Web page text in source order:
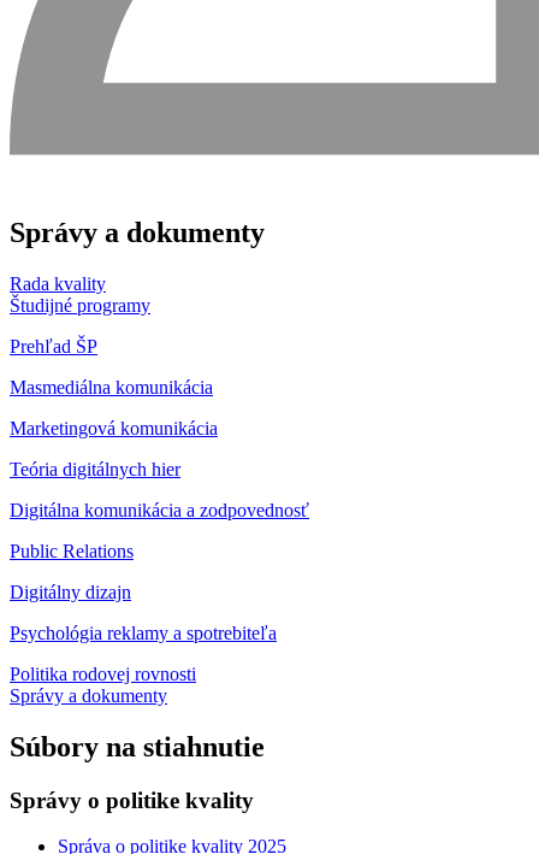
Správy a dokumenty
Rada kvality
Študijné programy
Prehľad ŠP
Masmediálna komunikácia
Marketingová komunikácia
Teória digitálnych hier
Digitálna komunikácia a zodpovednosť
Public Relations
Digitálny dizajn
Psychológia reklamy a spotrebiteľa
Politika rodovej rovnosti
Správy a dokumenty
Súbory na stiahnutie
Správy o politike kvality
Správa o politike kvality 2025